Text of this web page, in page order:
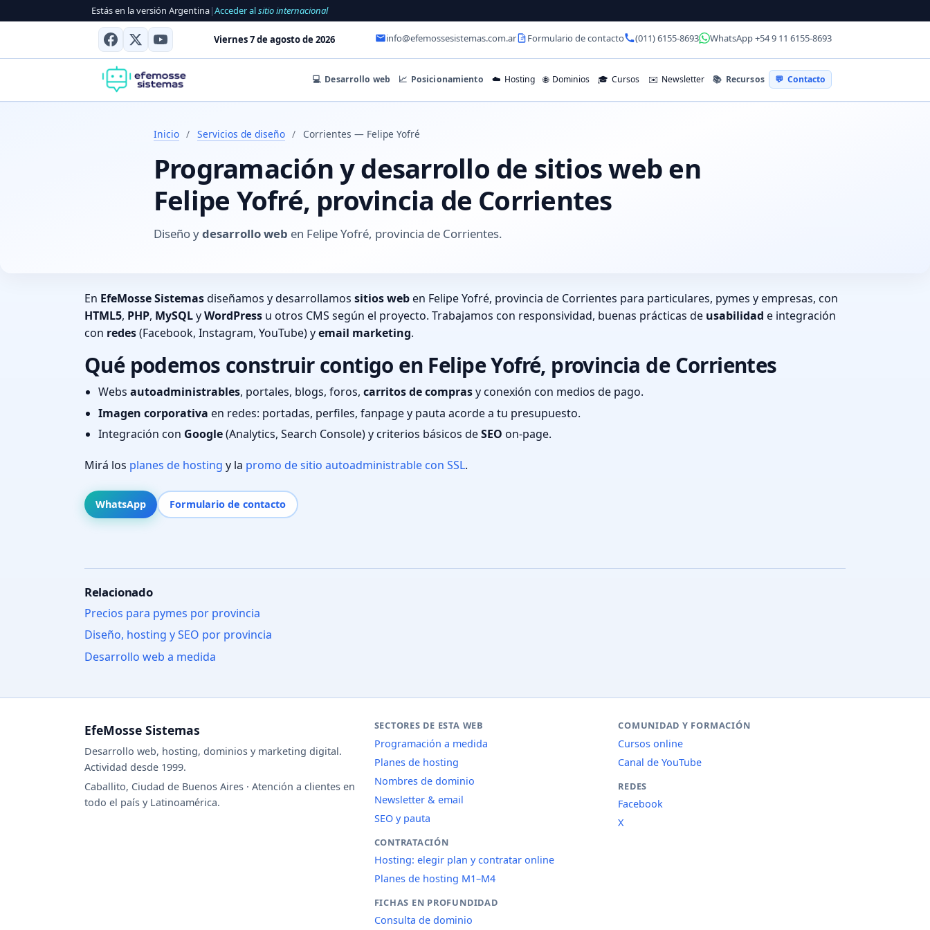
Estás en la versión Argentina|Acceder alsitio internacional
Viernes 7 de agosto de 2026 info@efemossesistemas.com.ar Formulario de contacto (011) 6155-8693 WhatsApp +54 9 11 6155-8693
💻 Desarrollo web 📈 Posicionamiento ☁️ Hosting 🌐 Dominios 🎓 Cursos ✉️ Newsletter 📚 Recursos 💬 Contacto
Inicio / Servicios de diseño / Corrientes — Felipe Yofré
Programación y desarrollo de sitios web en
Felipe Yofré, provincia de Corrientes
Diseño ydesarrollo web en Felipe Yofré, provincia de Corrientes.
En EfeMosse Sistemasdiseñamos y desarrollamos sitios weben Felipe Yofré, provincia de Corrientes para particulares, pymes y empresas, con
HTML5, PHP, MySQLyWordPress u otros CMS según el proyecto. Trabajamos con responsividad, buenas prácticas de usabilidad e integración
con redes(Facebook, Instagram, YouTube) yemail marketing.
Qué podemos construir contigo en Felipe Yofré, provincia de Corrientes
Webs autoadministrables, portales, blogs, foros, carritos de comprasy conexión con medios de pago.
Imagen corporativa en redes: portadas, perfiles, fanpage y pauta acorde a tu presupuesto.
Integración con Google(Analytics, Search Console) y criterios básicos deSEO on-page.
Mirá los planes de hosting y la promo de sitio autoadministrable con SSL.
WhatsApp Formulario de contacto
Relacionado
Precios para pymes por provincia
Diseño, hosting y SEO por provincia
Desarrollo web a medida
EfeMosse Sistemas
Desarrollo web, hosting, dominios y marketing digital.
Actividad desde 1999.
Caballito, Ciudad de Buenos Aires · Atención a clientes en
todo el país y Latinoamérica.
SECTORES DE ESTA WEB
Programación a medida
Planes de hosting
Nombres de dominio
Newsletter & email
SEO y pauta
CONTRATACIÓN
Hosting: elegir plan y contratar online
Planes de hosting M1–M4
FICHAS EN PROFUNDIDAD
Consulta de dominio
COMUNIDAD Y FORMACIÓN
Cursos online
Canal de YouTube
REDES
Facebook
X